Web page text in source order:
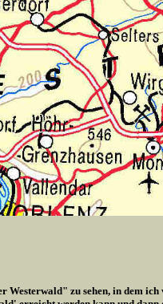
Westerwald" zu sehen, in dem